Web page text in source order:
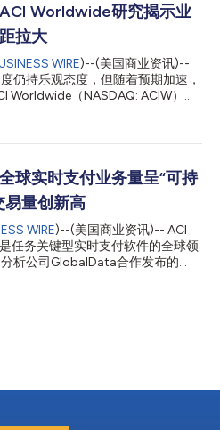
出，仅有36%的支付行业高管制定
多企业尚未形成清晰的转型战略愿
增长官Philip Bruno表示：“2026
进式调整，而是结构性的颠覆。实
资产正进入受监管的生态系统，AI
我们的研究发出明确警示：银行必
施智能协同调度，并大规模构建用
Worldwide研究揭示业
拉大
WIRE)--(美国商业资讯)--
仍持乐观态度，但随着预期加速，
Worldwide（NASDAQ: ACIW）和
、中东非洲及亚太地区500位行
in an era of
的高管认为其所在机构属于支
（44%）表示支付创新是公司最
落差源于多重障碍，且未来一年
数（55%）高管承认未能充分利用
创新最大阻碍。内部阻力加剧了
化壁垒是延缓变革的关键因素。
球实时支付业务量呈“可持
易量创新高
WIRE)--(美国商业资讯)-- ACI
任务关键型实时支付软件的全球领
析公司GlobalData合作发布的
受程度，而今年的报告（现为第五
付市场进行深度剖析，侧重研究这
支付生态系统背后的推动因素。报
付的普及，力求从中获取经济效
5751亿笔，复合年增长率(CAGR)